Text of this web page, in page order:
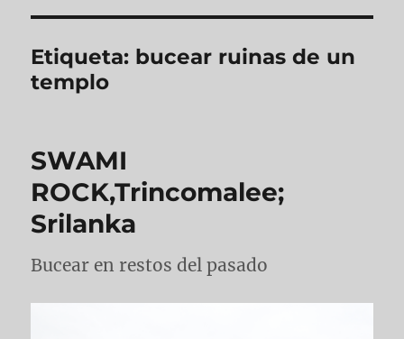
Etiqueta: bucear ruinas de un
templo
SWAMI
ROCK,Trincomalee;
Srilanka
Bucear en restos del pasado